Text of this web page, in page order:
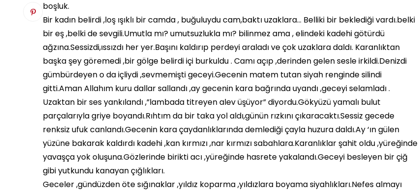
boşluk.
Bir kadın belirdi ,loş ışıklı bir camda , buğuluydu cam,baktı uzaklara… Belliki bir beklediği vardı.belki
bir eş ,belki de sevgili.Umutla mı? umutsuzlukla mı? bilinmez ama , elindeki kadehi götürdü
ağzına.Sessizdi,ıssızdı her yer.Başını kaldırıp perdeyi araladı ve çok uzaklara daldı. Karanlıktan
başka şey göremedi ,bir gölge belirdi içi burkuldu . Camı açıp ,derinden gelen sesle irkildi.Denizdi
gümbürdeyen o da içliydi ,sevmemişti geceyi.Gecenin matem tutan siyah renginde silindi
gitti.Aman Allahım kuru dallar sallandı ,ay gecenin kara bağrında uyandı ,geceyi selamladı .
Uzaktan bir ses yankılandı ,”lambada titreyen alev üşüyor” diyordu.Gökyüzü yamalı bulut
parçalarıyla griye boyandı.Rıhtım da bir taka yol aldı,günün rızkını çıkaracaktı.Sessiz gecede
renksiz ufuk canlandı.Gecenin kara çaydanlıklarında demlediği çayla huzura daldı.Ay ‘ın gülen
yüzüne bakarak kaldırdı kadehi ,kan kırmızı ,nar kırmızı sabahlara.Karanlıklar şahit oldu ,yüreğinde
yavaşça yok oluşuna.Gözlerinde birikti acı ,yüreğinde hasrete yakalandı.Geceyi besleyen bir çiğ
gibi yutkundu kanayan çığlıkları.
Geceler ,gündüzden öte sığınaklar ,yıldız koparma ,yıldızlara boyama siyahlıkları.Nefes almayı